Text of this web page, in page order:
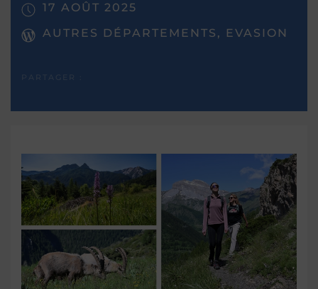
17 AOÛT 2025
AUTRES DÉPARTEMENTS, EVASION